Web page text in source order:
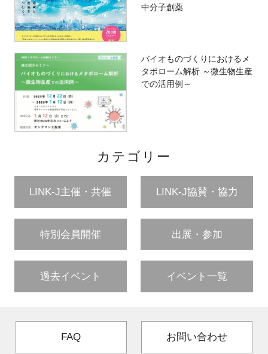
中分子創薬
バイオものづくりにおけるメ
タボローム解析 ～微生物生産
での活用例～
カテゴリー
LINK-J主催・共催 LINK-J協賛・協力
特別会員開催 出展・参加
過去イベント イベント一覧
FAQ お問い合わせ